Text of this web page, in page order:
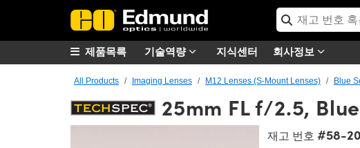
기술역량 지식센터 회사정보
제품목록
All Products Imaging Lenses M12 Lenses (S-Mount Lenses) Blue
25mm FL f/2.5,
재고 번호 #58-